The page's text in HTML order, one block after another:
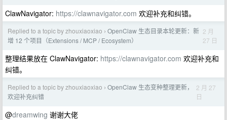
ClawNavigator: https://clawnavigator.com 欢迎补充和纠错。
Replied to a topic by zhouxiaoxiao › OpenClaw 生态目录本轮更新：新
增 12 个项目（Extensions / MCP / Ecosystem）
2 月
27 日
整理结果放在 ClawNavigator: https://clawnavigator.com 欢迎补充和
纠错。
Replied to a topic by zhouxiaoxiao › OpenClaw 生态变种整理更新，
欢迎补充纠错
2 月 27
日
@dreamwing 谢谢大佬